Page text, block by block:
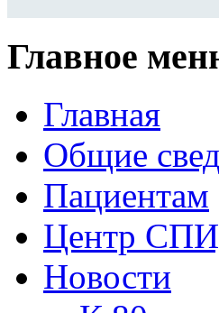
Главное
Главная
Общие
Пациентам
Центр
Новости